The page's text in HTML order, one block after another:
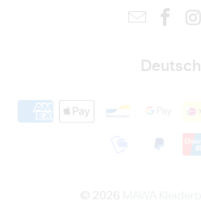
Deutsch
© 2026